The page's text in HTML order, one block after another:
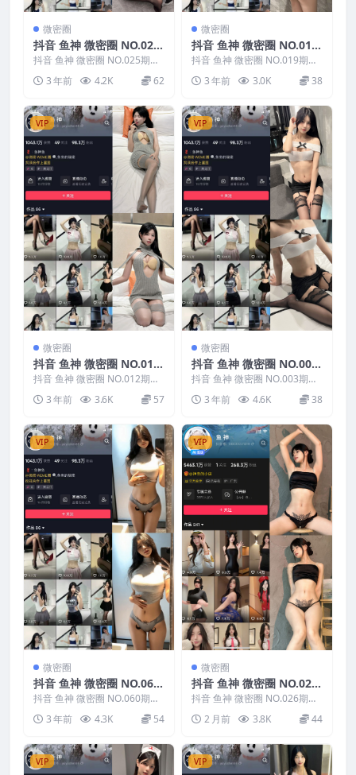
微密圈
抖音 鱼神 微密圈 NO.025
期
抖音 鱼神 微密圈 NO.025期，
资源详情：抖音 鱼神 微密圈 N
O.025期...
3 年前 4.2K 62
微密圈
抖音 鱼神 微密圈 NO.019
期
抖音 鱼神 微密圈 NO.019期，
资源详情：抖音 鱼神 微密圈 N
O.019期...
3 年前 3.0K 38
VIP
微密圈
抖音 鱼神 微密圈 NO.012
期
抖音 鱼神 微密圈 NO.012期，
资源详情：抖音 鱼神 微密圈 N
O.012期...
3 年前 3.6K 57
VIP
微密圈
抖音 鱼神 微密圈 NO.003
期
抖音 鱼神 微密圈 NO.003期，
资源详情：抖音 鱼神 微密圈 N
O.003期...
3 年前 4.6K 38
VIP
微密圈
抖音 鱼神 微密圈 NO.060
期
抖音 鱼神 微密圈 NO.060期，
资源详情：抖音 鱼神 微密圈 N
O.060期...
3 年前 4.3K 54
VIP
微密圈
抖音 鱼神 微密圈 NO.026
期
抖音 鱼神 微密圈 NO.026期，
资源详情：抖音 鱼神 微密圈 N
O.026期...
2 月前 3.8K 44
VIP VIP